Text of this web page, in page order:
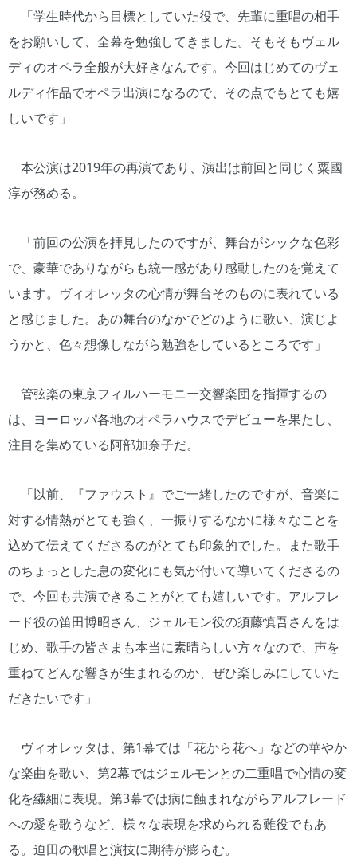
「学生時代から目標としていた役で、先輩に重唱の相手
をお願いして、全幕を勉強してきました。そもそもヴェル
ディのオペラ全般が大好きなんです。今回はじめてのヴェ
ルディ作品でオペラ出演になるので、その点でもとても嬉
しいです」
本公演は2019年の再演であり、演出は前回と同じく粟國
淳が務める。
「前回の公演を拝見したのですが、舞台がシックな色彩
で、豪華でありながらも統一感があり感動したのを覚えて
います。ヴィオレッタの心情が舞台そのものに表れている
と感じました。あの舞台のなかでどのように歌い、演じよ
うかと、色々想像しながら勉強をしているところです」
管弦楽の東京フィルハーモニー交響楽団を指揮するの
は、ヨーロッパ各地のオペラハウスでデビューを果たし、
注目を集めている阿部加奈子だ。
「以前、『ファウスト』でご一緒したのですが、音楽に
対する情熱がとても強く、一振りするなかに様々なことを
込めて伝えてくださるのがとても印象的でした。また歌手
のちょっとした息の変化にも気が付いて導いてくださるの
で、今回も共演できることがとても嬉しいです。アルフレ
ード役の笛田博昭さん、ジェルモン役の須藤慎吾さんをは
じめ、歌手の皆さまも本当に素晴らしい方々なので、声を
重ねてどんな響きが生まれるのか、ぜひ楽しみにしていた
だきたいです」
ヴィオレッタは、第1幕では「花から花へ」などの華やか
な楽曲を歌い、第2幕ではジェルモンとの二重唱で心情の変
化を繊細に表現。第3幕では病に蝕まれながらアルフレード
への愛を歌うなど、様々な表現を求められる難役でもあ
る。迫田の歌唱と演技に期待が膨らむ。